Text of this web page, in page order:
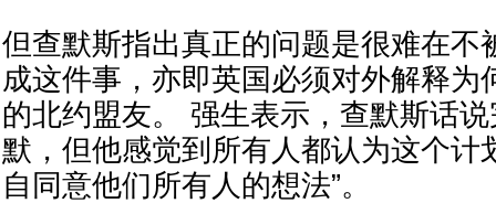
但查默斯指出真正的问题是很难在不
成这件事，亦即英国必须对外解释为
的北约盟友。 强生表示，查默斯话
默，但他感觉到所有人都认为这个计
自同意他们所有人的想法”。